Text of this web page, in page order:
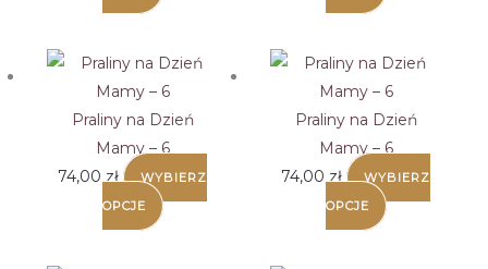
Praliny na Dzień
Mamy – 6
74,00 zł
WYBIERZ
OPCJE
Praliny na Dzień
Mamy – 6
74,00 zł
WYBIERZ
OPCJE